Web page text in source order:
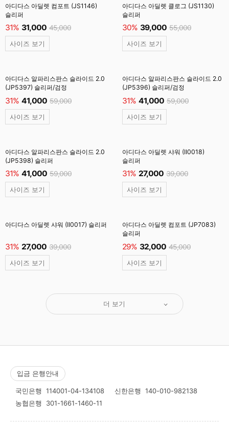
아디다스 아딜렛 컴포트 (JS1146)
슬리퍼
31% 31,000 45,000
사이즈 보기
아디다스 아딜렛 클로그 (JS1130)
슬리퍼
30% 39,000 55,000
사이즈 보기
아디다스 알파리스판스 슬라이드 2.0
(JP5397) 슬리퍼/검정
31% 41,000 59,000
사이즈 보기
아디다스 알파리스판스 슬라이드 2.0
(JP5396) 슬리퍼/검정
31% 41,000 59,000
사이즈 보기
아디다스 알파리스판스 슬라이드 2.0
(JP5398) 슬리퍼
31% 41,000 59,000
사이즈 보기
아디다스 아딜렛 샤워 (II0018)
슬리퍼
31% 27,000 39,000
사이즈 보기
아디다스 아딜렛 샤워 (II0017) 슬리퍼
31% 27,000 39,000
사이즈 보기
아디다스 아딜렛 컴포트 (JP7083)
슬리퍼
29% 32,000 45,000
사이즈 보기
더 보기
입금 은행안내
국민은행 114001-04-134108 신한은행 140-010-982138
농협은행 301-1661-1460-11